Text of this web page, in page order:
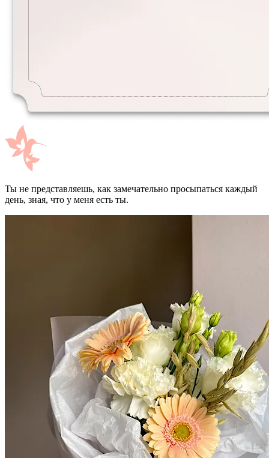
Ты не представляешь, как замечательно просыпаться каждый
день, зная, что у меня есть ты.